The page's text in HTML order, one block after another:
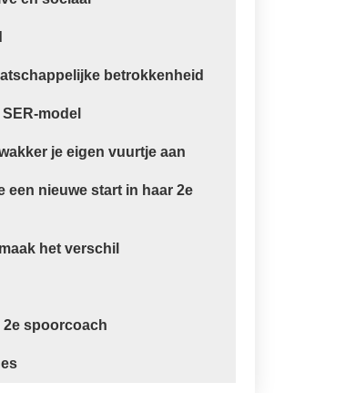
betrokkenheid
model
je eigen vuurtje aan
een nieuwe start in haar 2e
het verschil
2e spoorcoach